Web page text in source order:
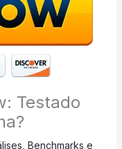
Testado
Benchmarks e